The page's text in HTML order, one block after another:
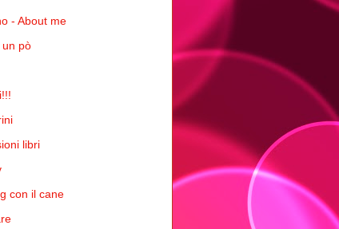
- About me
un pò
libri
con il cane